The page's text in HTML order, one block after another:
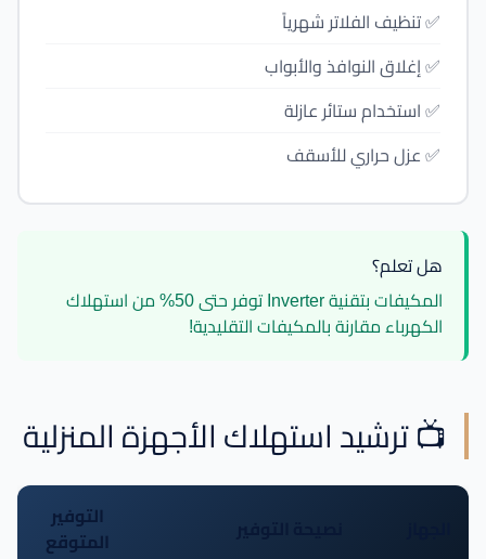
✅ تنظيف الفلاتر شهرياً
✅ إغلاق النوافذ والأبواب
✅ استخدام ستائر عازلة
✅ عزل حراري للأسقف
هل تعلم؟
المكيفات بتقنية Inverter توفر حتى 50% من استهلاك
الكهرباء مقارنة بالمكيفات التقليدية!
📺 ترشيد استهلاك الأجهزة المنزلية
التوفير
المتوقع